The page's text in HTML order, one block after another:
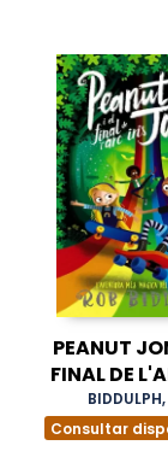
PEANUT
FINAL DE
Consultar